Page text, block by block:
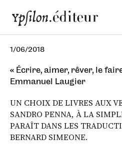
1/06/2018
« Écrire, aimer, rêver, le
Emmanuel Laugier
UN CHOIX DE LIVRES AUX
SANDRO PENNA, À LA
PARAÎT DANS LES
BERNARD SIMEONE.